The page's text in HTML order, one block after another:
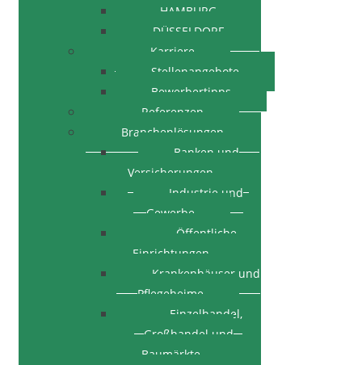
HAMBURG
DÜSSELDORF
Karriere
Stellenangebote
Bewerbertipps
Referenzen
Branchenlösungen
Banken und
Versicherungen
Industrie und
Gewerbe
Öffentliche
Einrichtungen
Krankenhäuser und
Pflegeheime
Einzelhandel,
Großhandel und
Baumärkte